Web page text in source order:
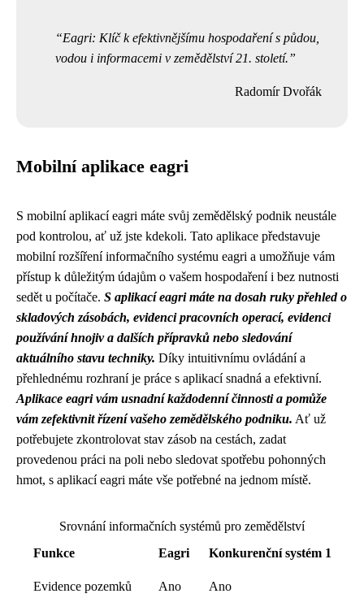
Eagri: Klíč k efektivnějšímu hospodaření s půdou,
vodou i informacemi v zemědělství 21. století.
Radomír Dvořák
Mobilní aplikace eagri
S mobilní aplikací eagri máte svůj zemědělský podnik neustále
pod kontrolou, ať už jste kdekoli. Tato aplikace představuje
mobilní rozšíření informačního systému eagri a umožňuje vám
přístup k důležitým údajům o vašem hospodaření i bez nutnosti
sedět u počítače. S aplikací eagri máte na dosah ruky přehled o
skladových zásobách, evidenci pracovních operací, evidenci
používání hnojiv a dalších přípravků nebo sledování
aktuálního stavu techniky. Díky intuitivnímu ovládání a
přehlednému rozhraní je práce s aplikací snadná a efektivní.
Aplikace eagri vám usnadní každodenní činnosti a pomůže
vám zefektivnit řízení vašeho zemědělského podniku. Ať už
potřebujete zkontrolovat stav zásob na cestách, zadat
provedenou práci na poli nebo sledovat spotřebu pohonných
hmot, s aplikací eagri máte vše potřebné na jednom místě.
Srovnání informačních systémů pro zemědělství
Funkce
Eagri Konkurenční systém 1
Evidence pozemků Ano Ano